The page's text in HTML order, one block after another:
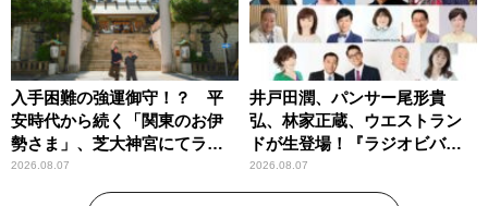
入手困難の強運御守！？ 平
安時代から続く「関東のお伊
勢さま」、芝大神宮にてラン
パンプスが合格祈願！
2026.08.07
井戸田潤、パンサー尾形貴
弘、林家正蔵、ウエストラン
ドが生登場！『ラジオビバリ
ー昼ズ』
2026.08.07